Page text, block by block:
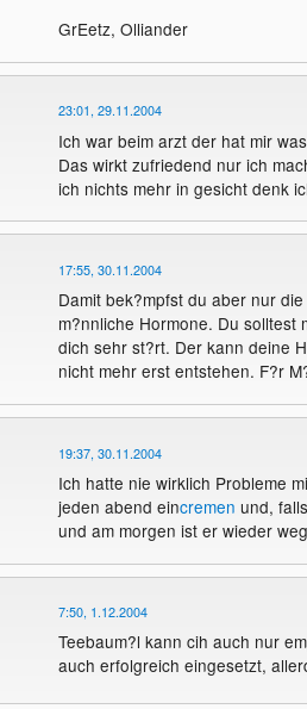
GrEetz, Olliander
23:01, 29.11.2004
Ich war beim arzt der hat mir
Das wirkt zufriedend nur ich
ich nichts mehr in gesicht denk
17:55, 30.11.2004
Damit bek?mpfst du aber nur
m?nnliche Hormone. Du solltest
dich sehr st?rt. Der kann deine
nicht mehr erst entstehen. F?r
19:37, 30.11.2004
Ich hatte nie wirklich Probleme
jeden abend eincremen und,
und am morgen ist er wieder
7:50, 1.12.2004
Teebaum?l kann cih auch nur
auch erfolgreich eingesetzt,